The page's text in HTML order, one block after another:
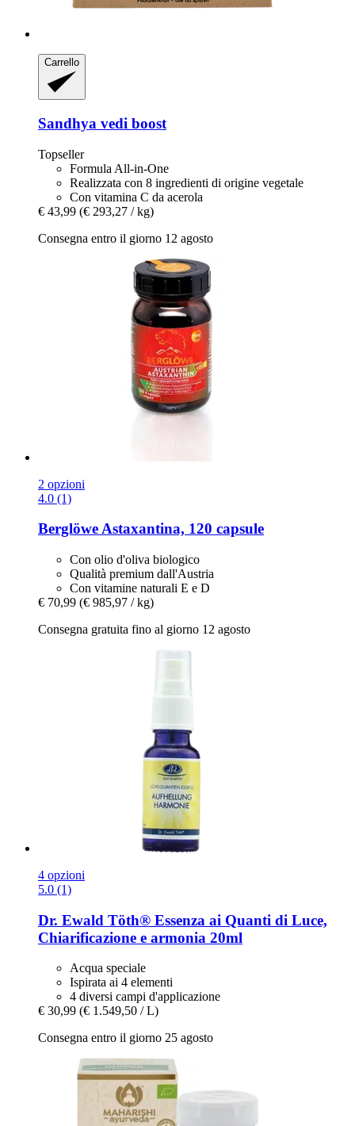
Carrello
Sandhya vedi boost
Topseller
Formula All-in-One
Realizzata con 8 ingredienti di origine vegetale
Con vitamina C da acerola
€ 43,99 (€ 293,27 / kg)
Consegna entro il giorno 12 agosto
2 opzioni
4.0 (1)
BerglöweAstaxantina, 120 capsule
Con olio d'oliva biologico
Qualità premium dall'Austria
Con vitamine naturali E e D
€ 70,99 (€ 985,97 / kg)
Consegna gratuita fino al giorno 12 agosto
4 opzioni
5.0 (1)
Dr. Ewald Töth® Essenza ai Quanti di Luce,
Chiarificazione e armonia 20ml
Acqua speciale
Ispirata ai 4 elementi
4 diversi campi d'applicazione
€ 30,99 (€ 1.549,50 / L)
Consegna entro il giorno 25 agosto